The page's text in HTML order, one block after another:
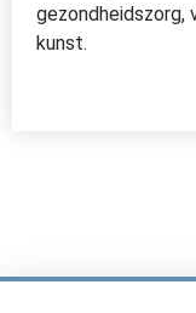
gezondheidszorg,
kunst.